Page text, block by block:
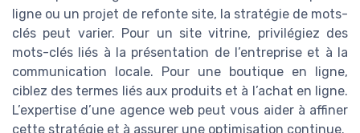
ligne ou un projet de refonte site, la stratégie de mots-
clés peut varier. Pour un site vitrine, privilégiez des
mots-clés liés à la présentation de l’entreprise et à la
communication locale. Pour une boutique en ligne,
ciblez des termes liés aux produits et à l’achat en ligne.
L’expertise d’une agence web peut vous aider à affiner
cette stratégie et à assurer une optimisation continue.